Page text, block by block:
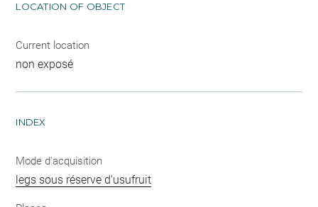
LOCATION OF OBJECT
Current location
non exposé
INDEX
Mode d'acquisition
legs sous réserve d'usufruit